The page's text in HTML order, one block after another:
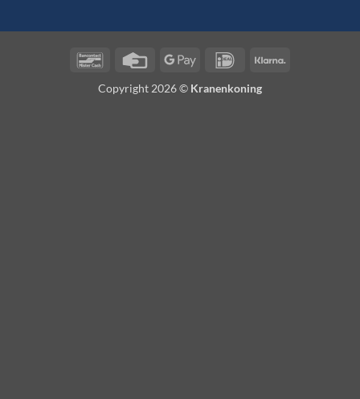
BancontactCredit
Google
IDeal
Copyright 2026 © Kranenkoning